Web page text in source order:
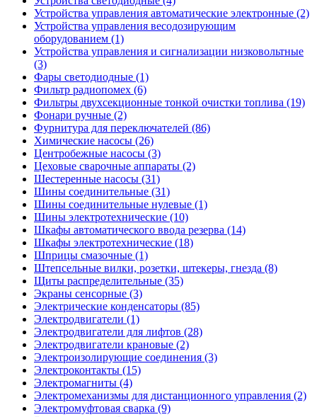
Устройства управления автоматические электронные (2)
Устройства управления весодозирующим
оборудованием (1)
Устройства управления и сигнализации низковольтные
(3)
Фары светодиодные (1)
Фильтр радиопомех (6)
Фильтры двухсекционные тонкой очистки топлива (19)
Фонари ручные (2)
Фурнитура для переключателей (86)
Химические насосы (26)
Центробежные насосы (3)
Цеховые сварочные аппараты (2)
Шестеренные насосы (31)
Шины соединительные (31)
Шины соединительные нулевые (1)
Шины электротехнические (10)
Шкафы автоматического ввода резерва (14)
Шкафы электротехнические (18)
Шприцы смазочные (1)
Штепсельные вилки, розетки, штекеры, гнезда (8)
Щиты распределительные (35)
Экраны сенсорные (3)
Электрические конденсаторы (85)
Электродвигатели (1)
Электродвигатели для лифтов (28)
Электродвигатели крановые (2)
Электроизолирующие соединения (3)
Электроконтакты (15)
Электромагниты (4)
Электромеханизмы для дистанционного управления (2)
Электромуфтовая сварка (9)